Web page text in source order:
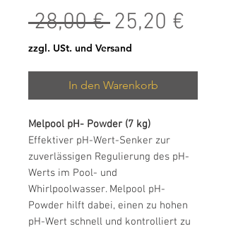
28,00 € 25,20 €
zzgl. USt. und Versand
In den Warenkorb
Melpool pH- Powder (7 kg)
Effektiver pH-Wert-Senker zur
zuverlässigen Regulierung des pH-
Werts im Pool- und
Whirlpoolwasser. Melpool pH-
Powder hilft dabei, einen zu hohen
pH-Wert schnell und kontrolliert zu